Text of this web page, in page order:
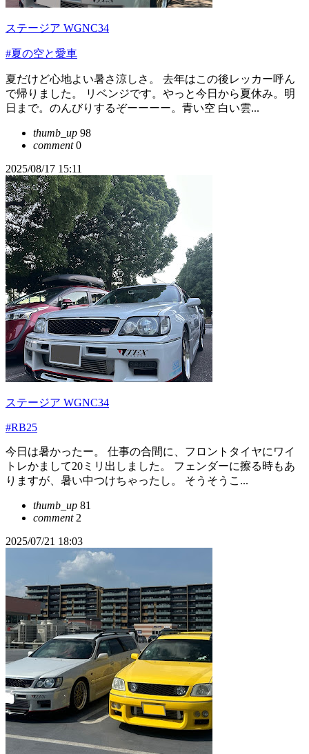
ステージア WGNC34
#夏の空と愛車
夏だけど心地よい暑さ涼しさ。 去年はこの後レッカー呼ん
で帰りました。 リベンジです。やっと今日から夏休み。明
日まで。のんびりするぞーーーー。青い空 白い雲...
thumb_up 98
comment0
2025/08/17 15:11
ステージア WGNC34
#RB25
今日は暑かったー。 仕事の合間に、フロントタイヤにワイ
トレかまして20ミリ出しました。 フェンダーに擦る時もあ
りますが、暑い中つけちゃったし。 そうそうこ...
thumb_up 81
comment2
2025/07/21 18:03